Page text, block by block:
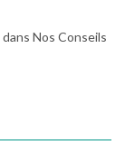
dans Nos Conseils